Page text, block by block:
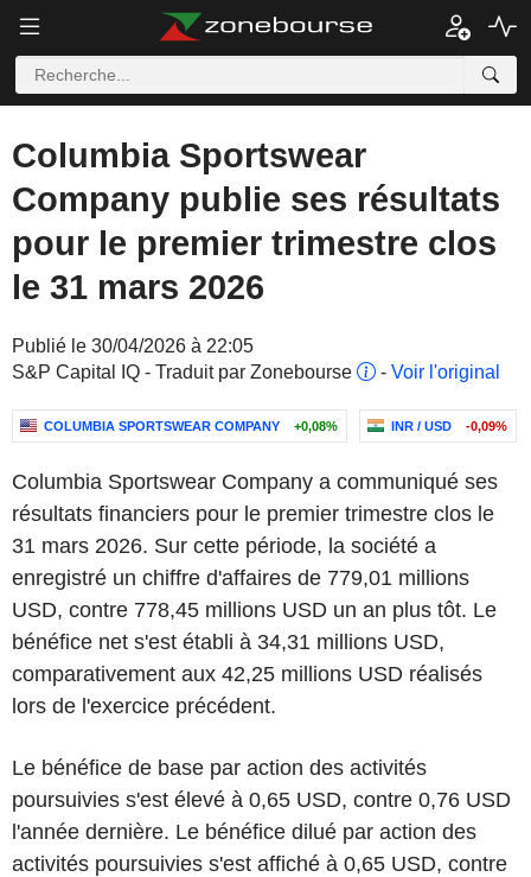
Columbia Sportswear
Company publie ses résultats
pour le premier trimestre clos
le 31 mars 2026
Publié le 30/04/2026 à 22:05
S&P Capital IQ - Traduit par Zonebourse
- Voir l'original
COLUMBIA SPORTSWEAR COMPANY +0,08% INR / USD -0,09%
Columbia Sportswear Company a communiqué ses
résultats financiers pour le premier trimestre clos le
31 mars 2026. Sur cette période, la société a
enregistré un chiffre d'affaires de 779,01 millions
USD, contre 778,45 millions USD un an plus tôt. Le
bénéfice net s'est établi à 34,31 millions USD,
comparativement aux 42,25 millions USD réalisés
lors de l'exercice précédent.
Le bénéfice de base par action des activités
poursuivies s'est élevé à 0,65 USD, contre 0,76 USD
l'année dernière. Le bénéfice dilué par action des
activités poursuivies s'est affiché à 0,65 USD, contre